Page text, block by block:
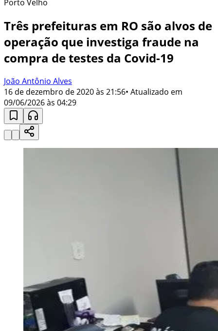
Porto Velho
Três prefeituras em RO são alvos de
operação que investiga fraude na
compra de testes da Covid-19
João Antônio Alves
16 de dezembro de 2020 às 21:56• Atualizado em
09/06/2026 às 04:29